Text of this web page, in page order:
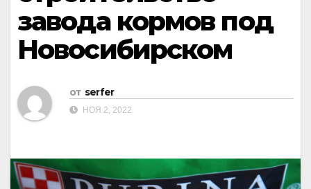
завода кормов под
Новосибирском
от serfer
НОЯ 2, 2022